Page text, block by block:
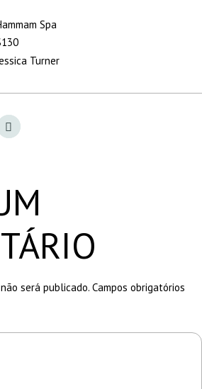
Spa
Turner
será publicado. Campos obrigatórios